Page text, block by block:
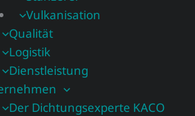
Vulkanisation
Qualität
Logistik
Dienstleistung
Der Dichtungsexperte KACO